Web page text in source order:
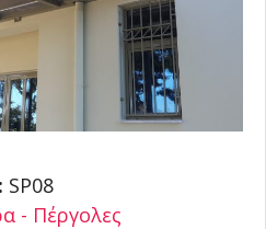
SP08
- Πέργολες